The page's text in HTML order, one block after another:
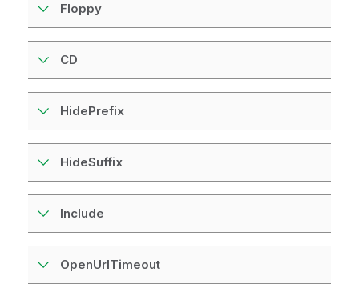
Floppy
CD
HidePrefix
HideSuffix
Include
OpenUrlTimeout